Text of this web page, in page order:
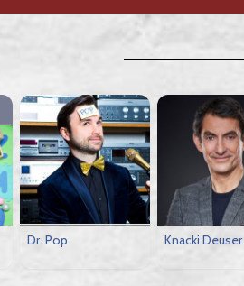
Dr. Pop Knacki Deuser